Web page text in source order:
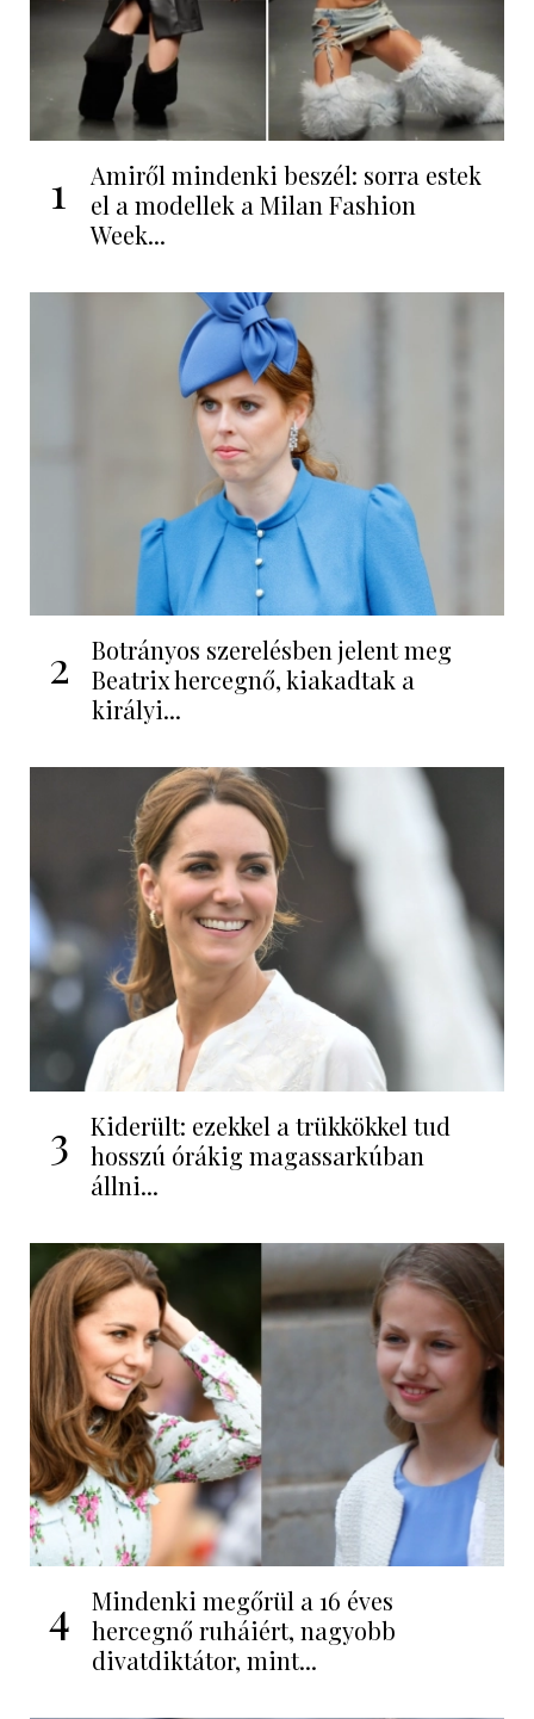
1
Amiről mindenki beszél: sorra estek
el a modellek a Milan Fashion
Week...
2
Botrányos szerelésben jelent meg
Beatrix hercegnő, kiakadtak a
királyi...
3
Kiderült: ezekkel a trükkökkel tud
hosszú órákig magassarkúban
állni...
4
Mindenki megőrül a 16 éves
hercegnő ruháiért, nagyobb
divatdiktátor, mint...